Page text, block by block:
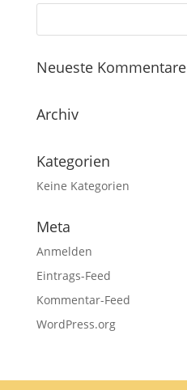
Neueste Kommentare
Archiv
Kategorien
Keine Kategorien
Meta
Anmelden
Eintrags-Feed
Kommentar-Feed
WordPress.org